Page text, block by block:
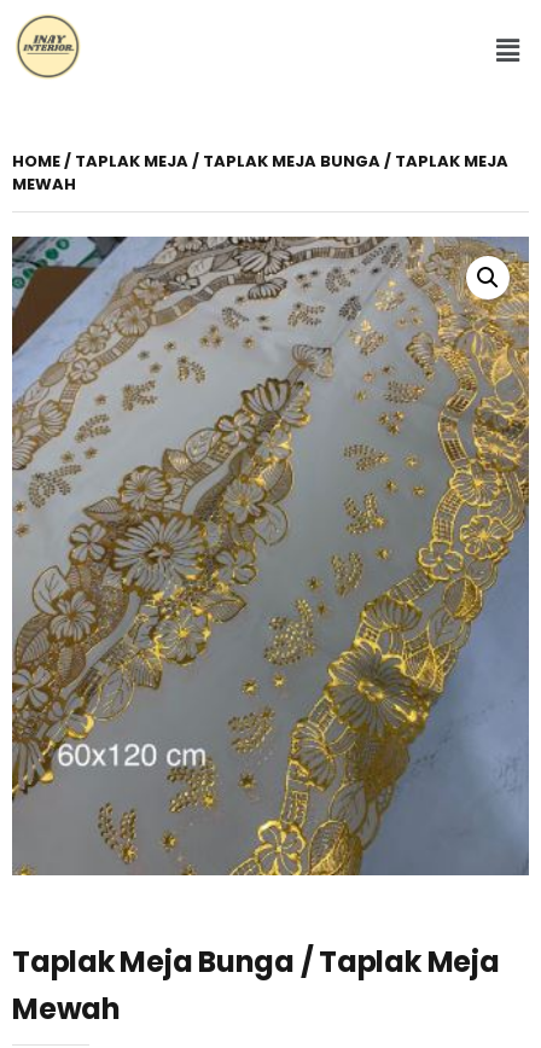
HOME/ TAPLAK MEJA/ TAPLAK MEJA BUNGA / TAPLAK MEJA
MEWAH
Taplak Meja Bunga / Taplak Meja
Mewah